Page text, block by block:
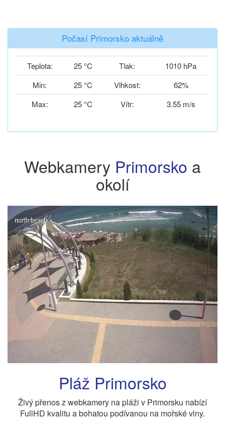
Počasí Primorsko aktuálně
Teplota: 25 °C Tlak:
1010 hPa
Min:
25 °C Vlhkost:
62%
Max:
25 °C Vítr: 3.55 m/s
Webkamery Primorsko a
okolí
Pláž Primorsko
Živý přenos z webkamery na pláži v Primorsku nabízí
FullHD kvalitu a bohatou podívanou na mořské vlny.